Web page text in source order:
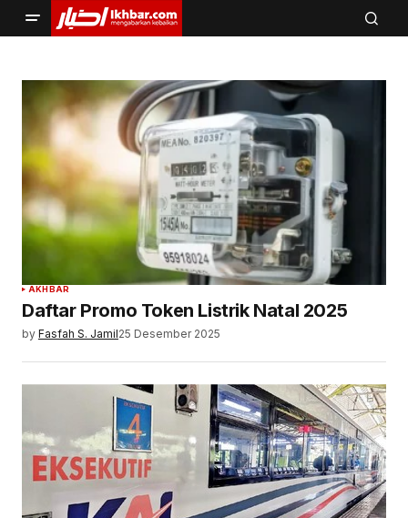
AKHBAR
Daftar Promo Token Listrik Natal 2025
by Fasfah S. Jamil25 Desember 2025